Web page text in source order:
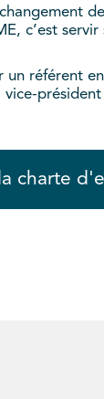
c’est
un référent
charte